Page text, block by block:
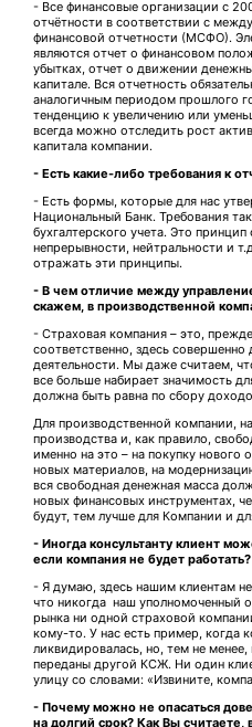
- Все финансовые организации с
отчётности в соответствии с
финансовой отчетности (МСФО).
являются отчет о финансовом
убытках, отчет о движении
капитале. Вся отчетность
аналогичным периодом прошлого
тенденцию к увеличению или
всегда можно отследить рост
капитала компании.
- Есть какие-либо требования к
- Есть формы, которые для нас
Национальный Банк. Требования
бухгалтерского учета. Это
непрерывности, нейтральности и
отражать эти принципы.
- В чем отличие между
скажем, в производственной
- Страховая компания – это,
соответственно, здесь
деятельности. Мы даже считаем,
все больше набирает значимость
должна быть равна по сбору
Для производственной компании,
производства и, как правило,
именно на это – на покупку нового
новых материалов, на
вся свободная денежная масса
новых финансовых инструментах,
будут, тем лучше для Компании и
- Иногда консультанту клиент
если компания не будет
- Я думаю, здесь нашим клиентам
что никогда наш уполномоченный
рынка ни одной страховой
кому-то. У нас есть пример, когда
ликвидировалась, но, тем не менее,
переданы другой КСЖ. Ни один
улицу со словами: «Извините,
- Почему можно не опасаться
на долгий срок? Как Вы считаете,